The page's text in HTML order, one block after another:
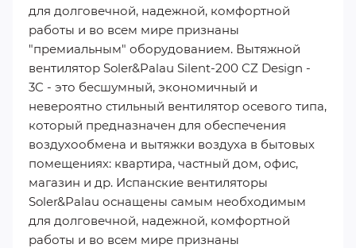
для долговечной, надежной, комфортной
работы и во всем мире признаны
"премиальным" оборудованием. Вытяжной
вентилятор Soler&Palau Silent-200 CZ Design -
3C - это бесшумный, экономичный и
невероятно стильный вентилятор осевого типа,
который предназначен для обеспечения
воздухообмена и вытяжки воздуха в бытовых
помещениях: квартира, частный дом, офис,
магазин и др. Испанские вентиляторы
Soler&Palau оснащены самым необходимым
для долговечной, надежной, комфортной
работы и во всем мире признаны